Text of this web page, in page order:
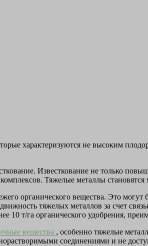
характеризуются не высоким
Известкование не только
Тяжелые металлы
органического вещества. Это могут
тяжелых металлов за счет
10 т/га органического удобрения,
вещества , особенно тяжелые
соединениями и не